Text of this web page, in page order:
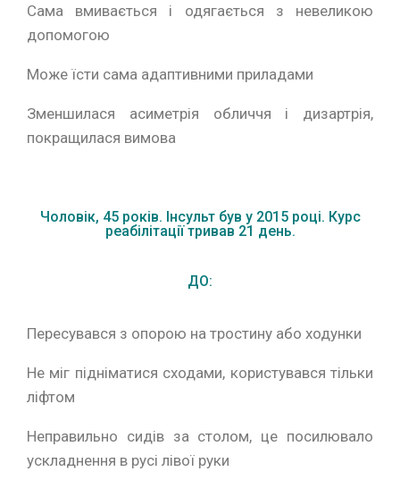
Сама вмивається і одягається з невеликою
допомогою
Може їсти сама адаптивними приладами
Зменшилася асиметрія обличчя і дизартрія,
покращилася вимова
Чоловік, 45 років. Інсульт був у 2015 році. Курс
реабілітації тривав 21 день.
ДО:
Пересувався з опорою на тростину або ходунки
Не міг підніматися сходами, користувався тільки
ліфтом
Неправильно сидів за столом, це посилювало
ускладнення в русі лівої руки